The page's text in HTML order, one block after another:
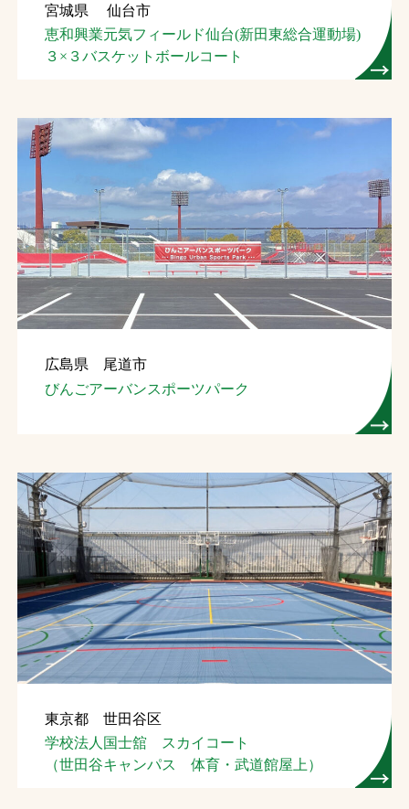
ソーシャルメディアポリシー
文字の見えづらさや操作にお困りの方へ
宮城県 仙台市
恵和興業元気フィールド仙台(新田東総合運動場)
３×３バスケットボールコート
広島県 尾道市
びんごアーバンスポーツパーク
東京都 世田谷区
学校法人国士舘 スカイコート
（世田谷キャンパス 体育・武道館屋上）